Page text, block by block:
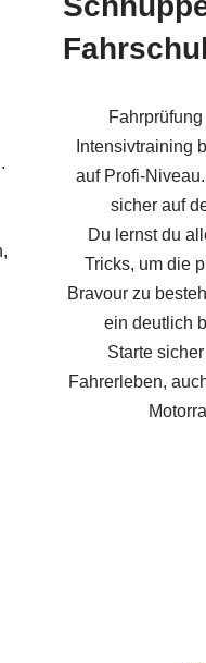
Intensivtraining
auf Profi-
sicher auf
Du lernst du
Tricks, um die
Bravour zu
ein deutlich
Starte
Fahrerleben,